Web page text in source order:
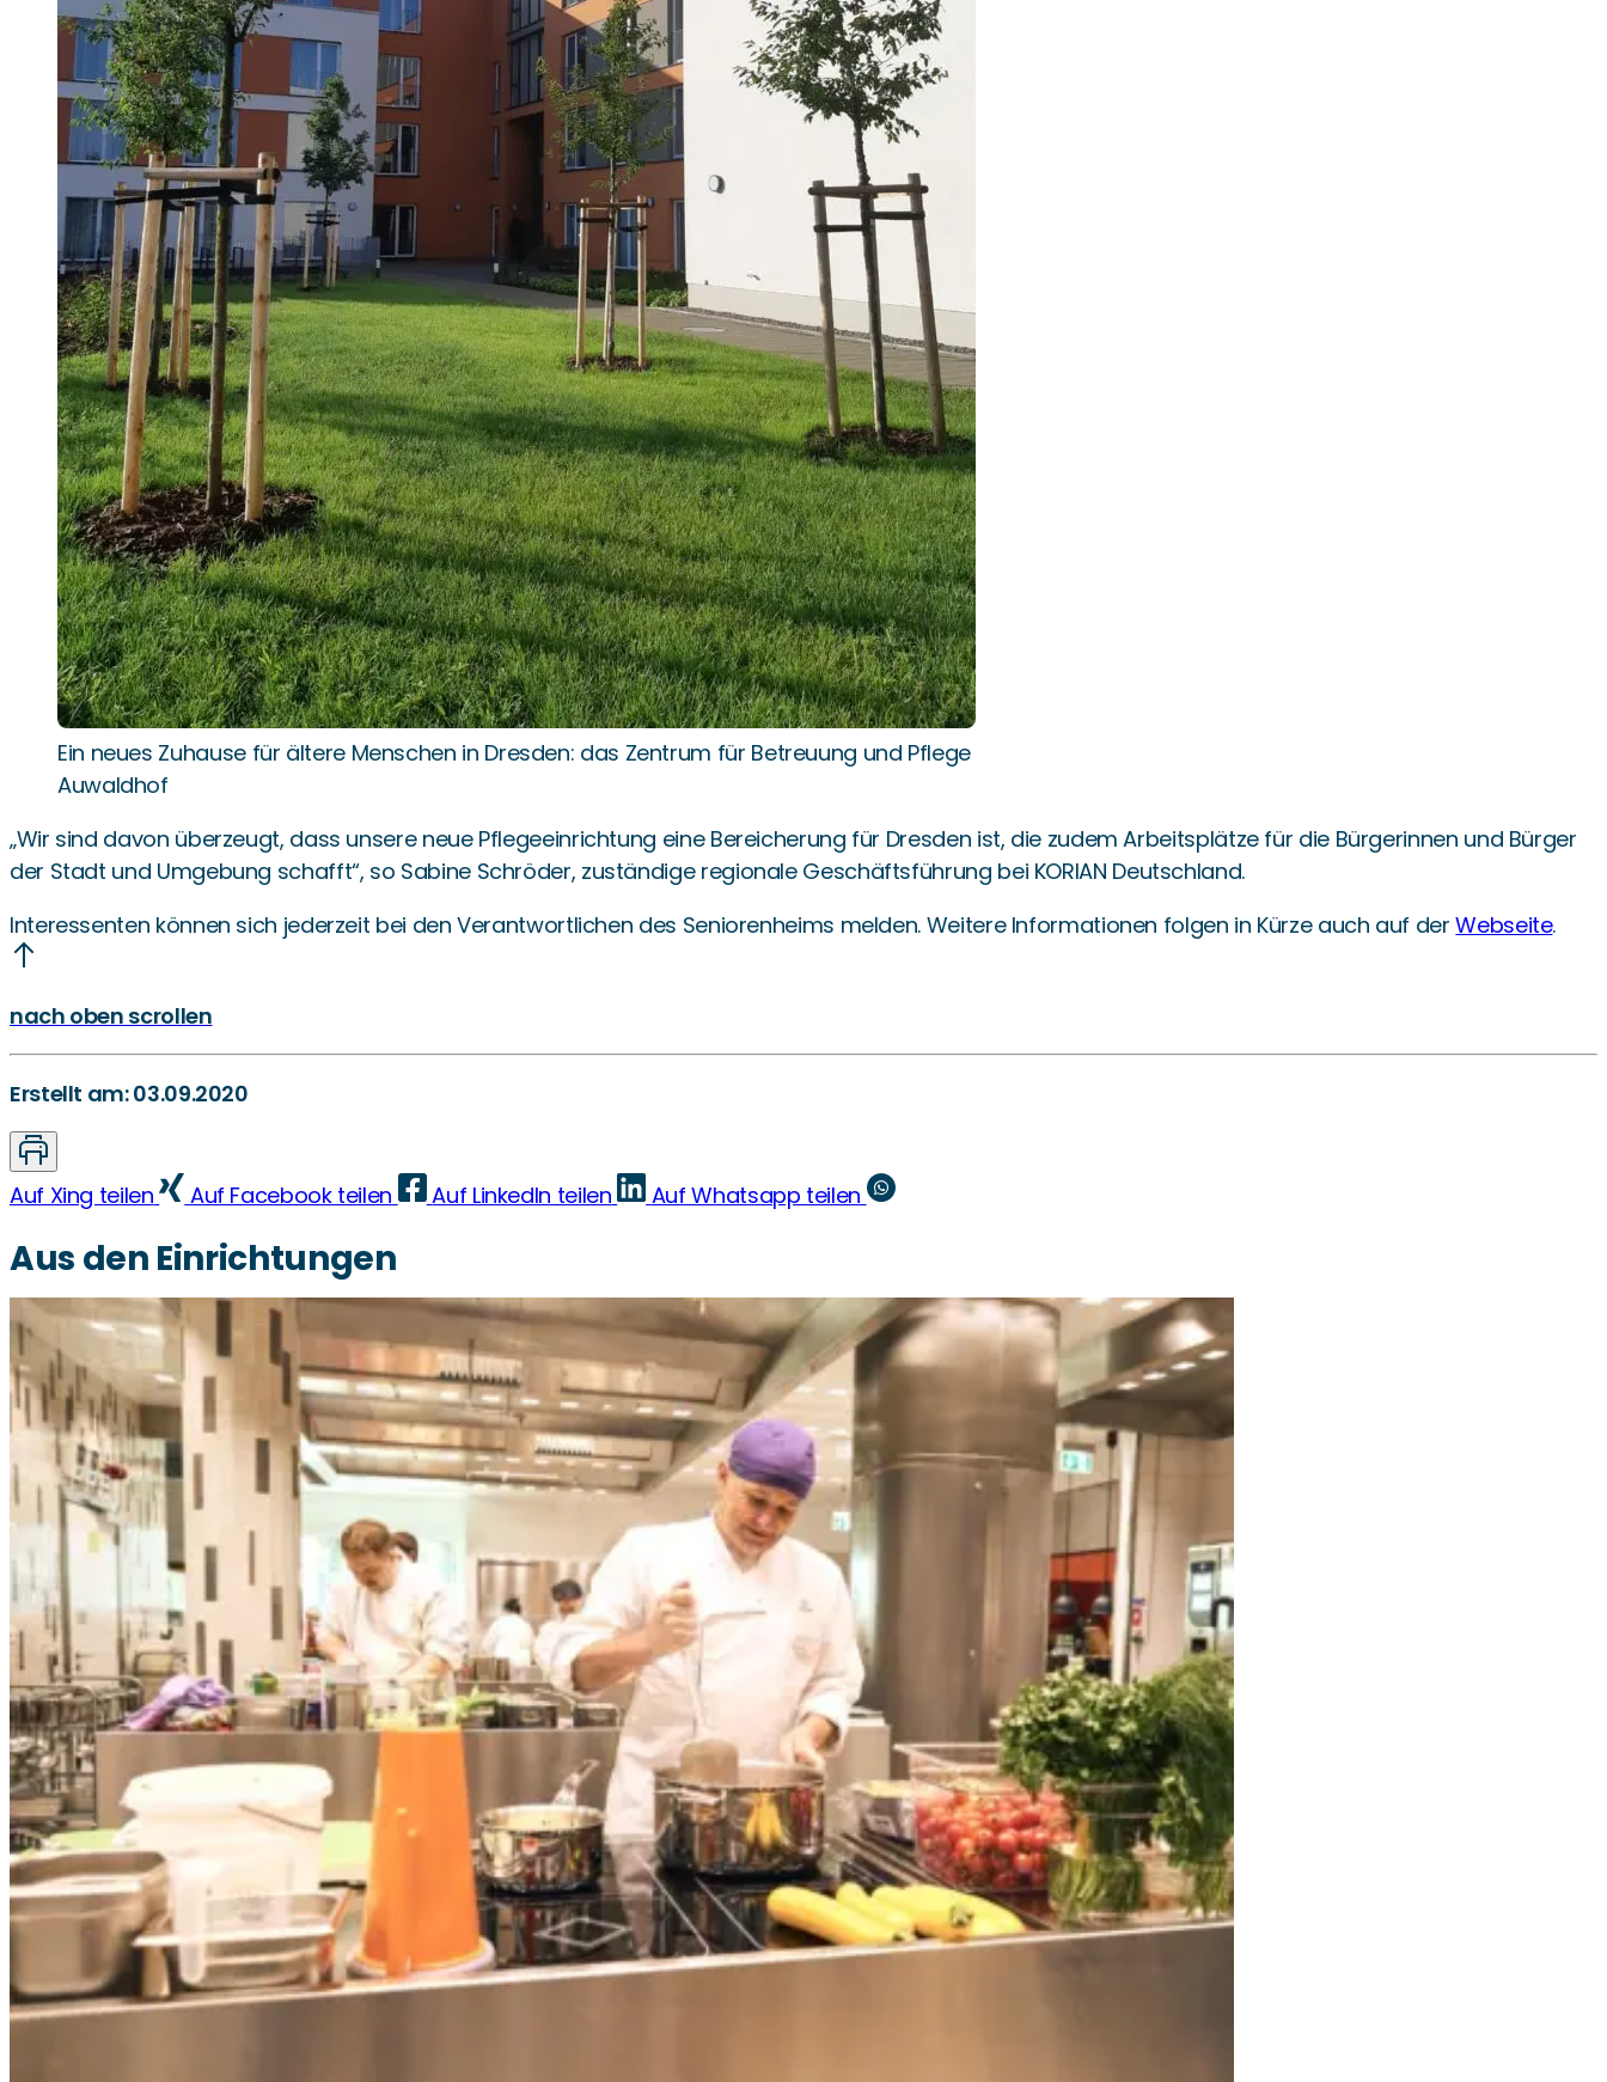
Ein neues Zuhause für ältere Menschen in Dresden: das Zentrum für Betreuung und Pflege
Auwaldhof
„Wir sind davon überzeugt, dass unsere neue Pflegeeinrichtung eine Bereicherung für Dresden ist, die zudem Arbeitsplätze für die Bürgerinnen und Bürger
der Stadt und Umgebung schafft“, so Sabine Schröder, zuständige regionale Geschäftsführung bei KORIAN Deutschland.
Interessenten können sich jederzeit bei den Verantwortlichen des Seniorenheims melden. Weitere Informationen folgen in Kürze auch auf derWebseite.
nach oben scrollen
Erstellt am: 03.09.2020
Auf Xing teilen Auf Facebook teilen Auf LinkedIn teilen Auf Whatsapp teilen
Aus den Einrichtungen